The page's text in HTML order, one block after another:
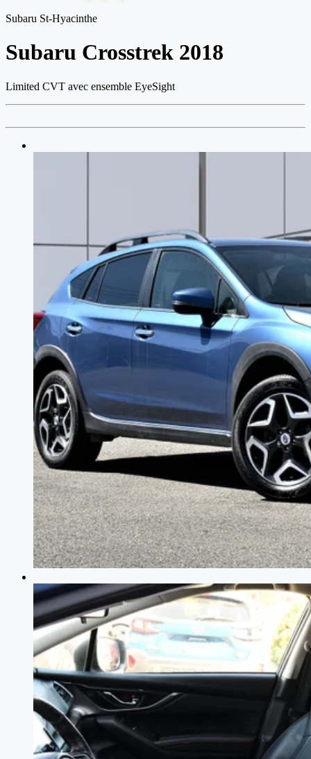
Subaru St-Hyacinthe
Subaru Crosstrek 2018
Limited CVT avec ensemble EyeSight